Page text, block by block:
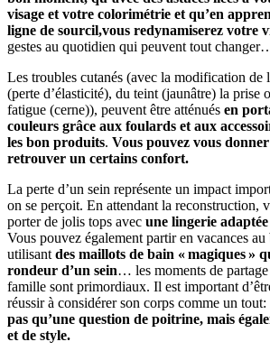
visage et votre colorimétrie et qu’en
ligne de sourcil,vous redynamiserez votre
gestes au quotidien qui peuvent tout
Les troubles cutanés (avec la modification de
(perte d’élasticité), du teint (jaunâtre) la prise
fatigue (cerne)), peuvent être atténués en
couleurs grâce aux foulards et aux
les bon produits. Vous pouvez vous
retrouver un certains confort.
La perte d’un sein représente un impact
on se perçoit. En attendant la reconstruction,
porter de jolis tops avec une lingerie
Vous pouvez également partir en vacances au
utilisant des maillots de bain «magiques»
rondeur d’un sein… les moments de
famille sont primordiaux. Il est important
réussir à considérer son corps comme un tout:
pas qu’une question de poitrine, mais
et de style.